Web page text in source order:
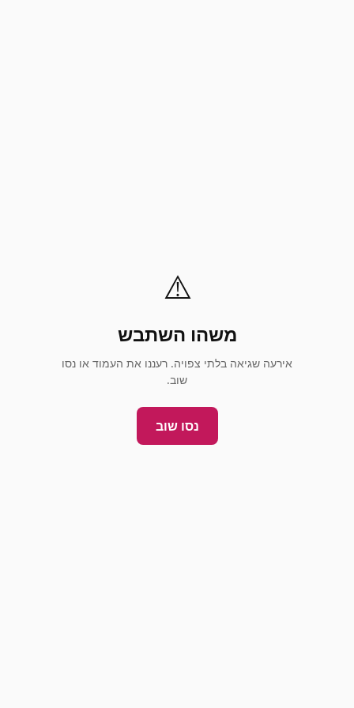
⚠️
משהו השתבש
אירעה שגיאה בלתי צפויה. רעננו את העמוד או נסו
שוב.
נסו שוב